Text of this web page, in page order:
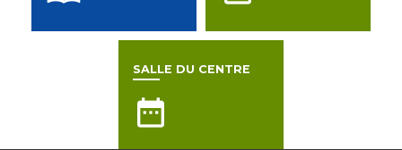
SALLE DU CENTRE
date_range